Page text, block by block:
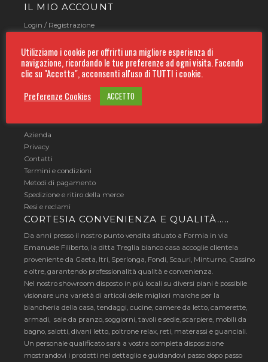
IL MIO ACCOUNT
Login / Registrazione
Assistenza pre/post vendita
Tutela dei dati personali
Gestisci i tuoi dati
Azienda
Privacy
Contatti
Termini e condizioni
Metodi di pagamento
Spedizione e ritiro della merce
Resi e reclami
CORTESIA CONVENIENZA E QUALITÀ…..
Da anni presso il nostro punto vendita situato a Formia in via
Emanuele Filiberto, la ditta Treglia bianco casa accoglie clientela
proveniente da Gaeta, Itri, Sperlonga, Fondi, Scauri, Minturno, Cassino
e oltre, garantendo professionalità qualità e convenienza.
Nel nostro showroom disposto in più locali su diversi piani è possibile
visionare una varietà di articoli delle migliori marche per la
biancheria della casa, tendaggi, cucine, camere da letto, camerette,
armadi, sale da pranzo, soggiorni, tavoli e sedie, scarpiere, mobili da
bagno, salotti, divani letto, poltrone relax, reti, materassi e guanciali.
Un personale qualificato sarà a vostra completa disposizione
mostrandovi i prodotti nel dettaglio e guidandovi passo dopo passo
Utilizziamo i cookie per offrirti una migliore esperienza di
navigazione, ricordando le tue preferenze ad ogni visita. Facendo
clic su "Accetta", acconsenti all'uso di TUTTI i cookie.
Preferenze Cookies
ACCETTO